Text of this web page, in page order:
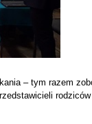
– tym razem